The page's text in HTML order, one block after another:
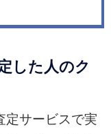
した人のク
定サービスで実